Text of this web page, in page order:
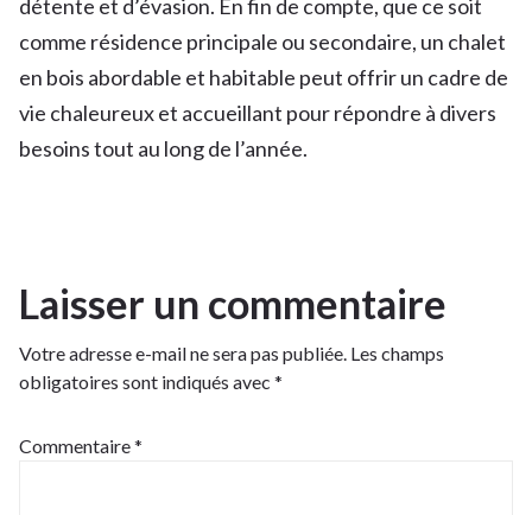
détente et d’évasion. En fin de compte, que ce soit
comme résidence principale ou secondaire, un chalet
en bois abordable et habitable peut offrir un cadre de
vie chaleureux et accueillant pour répondre à divers
besoins tout au long de l’année.
Laisser un commentaire
Votre adresse e-mail ne sera pas publiée. Les champs
obligatoires sont indiqués avec *
Commentaire*